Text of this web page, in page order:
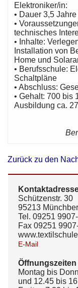
Elektroniker/in:
• Dauer 3,5
•
technisches
• Inhalte:
Installation von
Home und
• Berufsschule:
Schaltpläne
• Abschluss:
• Gehalt: 700 bis
Ausbildung ca.
Zurück zu den
Schützenstr. 30
95213
Tel. 09251
Fax 09251
E-Mail
Montag bis
und 12.45 bis